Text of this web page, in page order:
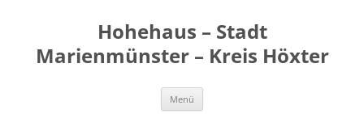
Hohehaus – Stadt
Marienmünster – Kreis Höxter
Menü